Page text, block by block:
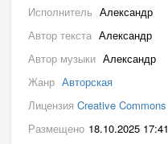
Исполнитель Александр
Автор текста Александр
Автор музыки Александр
Жанр Авторская
Лицензия Creative Commons
Размещено 18.10.2025 17:41